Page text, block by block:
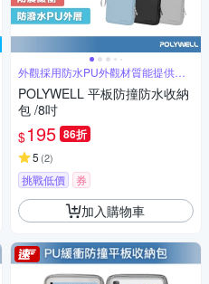
外觀採用防水PU外觀材質能提供保
護
POLYWELL 平板防撞防水收納
包 /8吋
$195 86折
5 (2)
挑戰低價 券
加入購物車